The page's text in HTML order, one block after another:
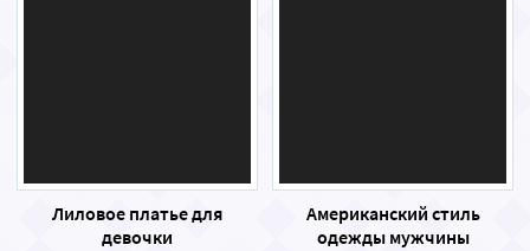
Лиловое платье для
девочки
Американский стиль
одежды мужчины